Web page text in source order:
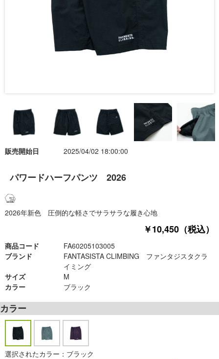
パワードハーフパンツ 2026
2026年新色 圧倒的な軽さでサラサラな履き心地
￥10,450（税込）
商品コード FA60205103005
販売開始日 2025/04/02 18:00:00
ブランド
FANTASISTA CLIMBING ファンタジスタクラ
イミング
サイズ
M
カラー
ブラック
カラー
選択されたカラー：ブラック